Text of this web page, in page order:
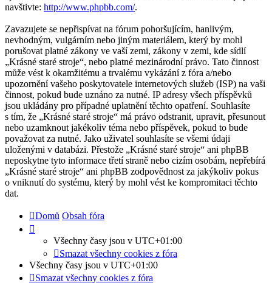
navštivte: http://www.phpbb.com/.
Zavazujete se nepřispívat na fórum pohoršujícím, hanlivým,
nevhodným, vulgárním nebo jiným materiálem, který by mohl
porušovat platné zákony ve vaší zemi, zákony v zemi, kde sídlí
„Krásné staré stroje“, nebo platné mezinárodní právo. Tato činnost
může vést k okamžitému a trvalému vykázání z fóra a/nebo
upozornění vašeho poskytovatele internetových služeb (ISP) na vaši
činnost, pokud bude uznáno za nutné. IP adresy všech příspěvků
jsou ukládány pro případné uplatnění těchto opatření. Souhlasíte
s tím, že „Krásné staré stroje“ má právo odstranit, upravit, přesunout
nebo uzamknout jakékoliv téma nebo příspěvek, pokud to bude
považovat za nutné. Jako uživatel souhlasíte se všemi údaji
uloženými v databázi. Přestože „Krásné staré stroje“ ani phpBB
neposkytne tyto informace třetí straně nebo cizím osobám, nepřebírá
„Krásné staré stroje“ ani phpBB zodpovědnost za jakýkoliv pokus
o vniknutí do systému, který by mohl vést ke kompromitaci těchto
dat.
Domů Obsah fóra
Všechny časy jsou v UTC+01:00
Smazat všechny cookies z fóra
Všechny časy jsou v UTC+01:00
Smazat všechny cookies z fóra